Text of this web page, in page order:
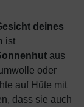
deines
ist
aus
oder
auf Hüte mit
dass sie auch